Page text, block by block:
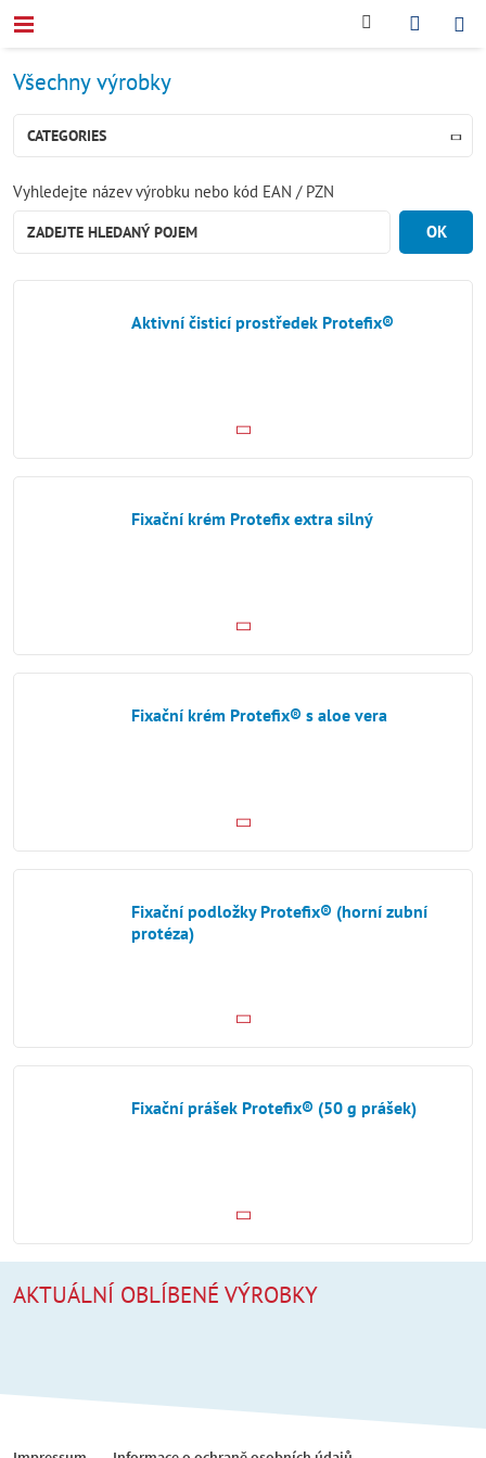
Všechny výrobky
CATEGORIES
Vyhledejte název výrobku nebo kód EAN / PZN
OK
Aktivní čisticí prostředek Protefix®
Fixační krém Protefix extra silný
Fixační krém Protefix® s aloe vera
Fixační podložky Protefix® (horní zubní
protéza)
Fixační prášek Protefix® (50 g prášek)
AKTUÁLNÍ OBLÍBENÉ VÝROBKY